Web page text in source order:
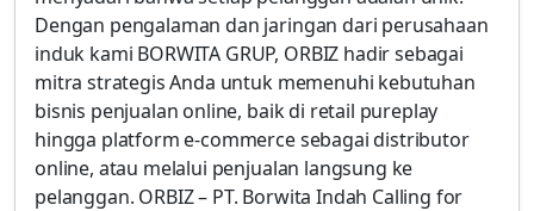
Dengan pengalaman dan jaringan dari perusahaan
induk kami BORWITA GRUP, ORBIZ hadir sebagai
mitra strategis Anda untuk memenuhi kebutuhan
bisnis penjualan online, baik di retail pureplay
hingga platform e-commerce sebagai distributor
online, atau melalui penjualan langsung ke
pelanggan. ORBIZ – PT. Borwita Indah Calling for